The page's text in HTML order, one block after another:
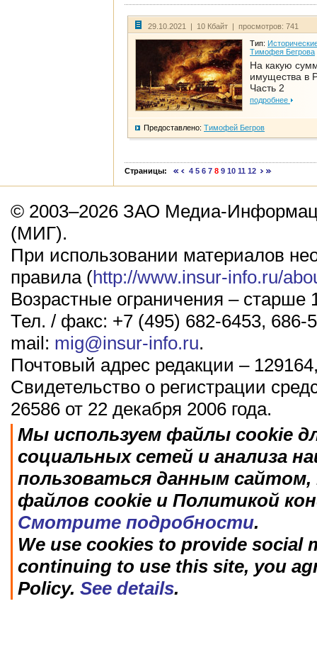
29.10.2021 | 10 Кбайт | просмотров: 741
Тип:
Тимофея Бегрова
На какую
имущества в
Часть 2
подробнее
Предоставлено: Тимофей Бегров
Страницы: 4 5 6 7 8 9 10 11 12
© 2003–2026 ЗАО Медиа-
(МИГ).
При использовании материалов
правила (http://www.insur-info.ru/
Возрастные ограничения – старше
Тел. / факс: +7 (495) 682-6453, 686-
mail: mig@insur-info.ru.
Почтовый адрес редакции –
Свидетельство о регистрации
26586 от 22 декабря 2006 года.
Мы используем файлы cookie
социальных сетей и анализа
пользоваться данным
файлов cookie и Политикой
Смотрите подробности.
We use cookies to provide social
continuing to use this site, you
Policy. See details.